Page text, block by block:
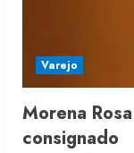
Varejo
Morena
consignado